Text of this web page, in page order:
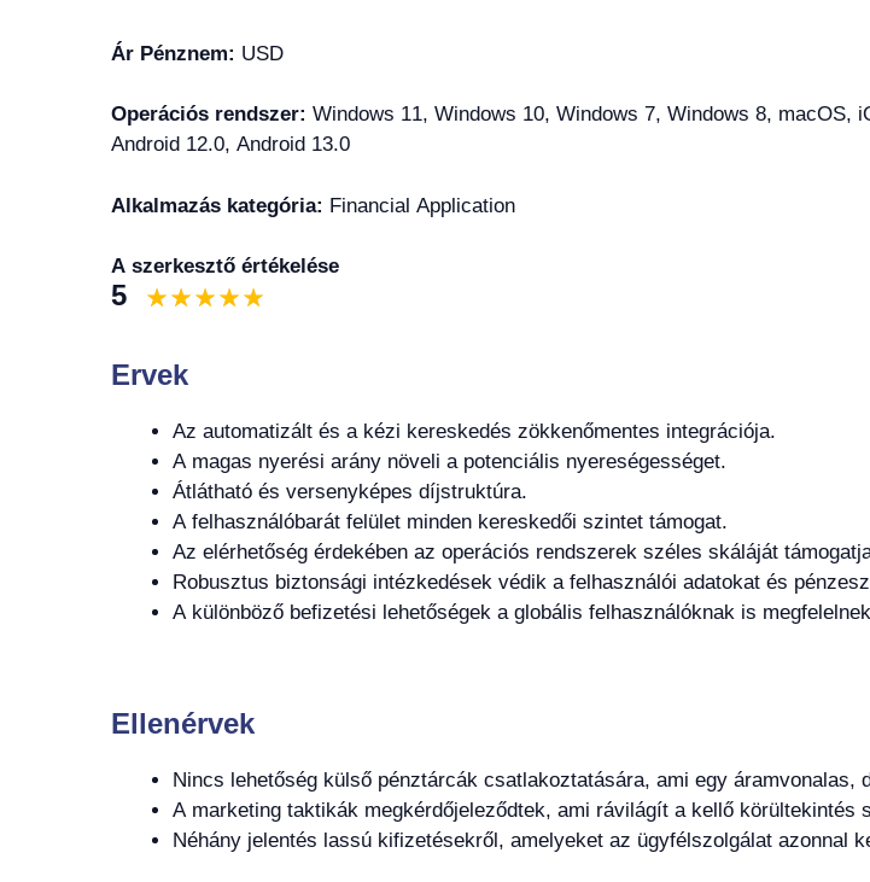
Ár Pénznem: USD
Operációs rendszer: Windows 11, Windows 10, Windows 7, Windows 8, macOS,
Android 12.0, Android 13.0
Alkalmazás kategória: Financial Application
A szerkesztő értékelése
5
Ervek
Az automatizált és a kézi kereskedés zökkenőmentes integrációja.
A magas nyerési arány növeli a potenciális nyereségességet.
Átlátható és versenyképes díjstruktúra.
A felhasználóbarát felület minden kereskedői szintet támogat.
Az elérhetőség érdekében az operációs rendszerek széles skáláját
Robusztus biztonsági intézkedések védik a felhasználói adatokat és
A különböző befizetési lehetőségek a globális felhasználóknak is
Ellenérvek
Nincs lehetőség külső pénztárcák csatlakoztatására, ami egy áramvonalas,
A marketing taktikák megkérdőjeleződtek, ami rávilágít a kellő körültekintés
Néhány jelentés lassú kifizetésekről, amelyeket az ügyfélszolgálat azonnal